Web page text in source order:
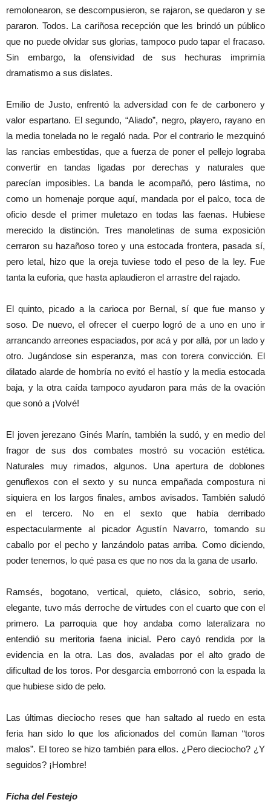
remolonearon, se descompusieron, se rajaron, se quedaron y se
pararon. Todos. La cariñosa recepción que les brindó un público
que no puede olvidar sus glorias, tampoco pudo tapar el fracaso.
Sin embargo, la ofensividad de sus hechuras imprimía
dramatismo a sus dislates.
Emilio de Justo, enfrentó la adversidad con fe de carbonero y
valor espartano. El segundo, “Aliado”, negro, playero, rayano en
la media tonelada no le regaló nada. Por el contrario le mezquinó
las rancias embestidas, que a fuerza de poner el pellejo lograba
convertir en tandas ligadas por derechas y naturales que
parecían imposibles. La banda le acompañó, pero lástima, no
como un homenaje porque aquí, mandada por el palco, toca de
oficio desde el primer muletazo en todas las faenas. Hubiese
merecido la distinción. Tres manoletinas de suma exposición
cerraron su hazañoso toreo y una estocada frontera, pasada sí,
pero letal, hizo que la oreja tuviese todo el peso de la ley. Fue
tanta la euforia, que hasta aplaudieron el arrastre del rajado.
El quinto, picado a la carioca por Bernal, sí que fue manso y
soso. De nuevo, el ofrecer el cuerpo logró de a uno en uno ir
arrancando arreones espaciados, por acá y por allá, por un lado y
otro. Jugándose sin esperanza, mas con torera convicción. El
dilatado alarde de hombría no evitó el hastío y la media estocada
baja, y la otra caída tampoco ayudaron para más de la ovación
que sonó a ¡Volvé!
El joven jerezano Ginés Marín, también la sudó, y en medio del
fragor de sus dos combates mostró su vocación estética.
Naturales muy rimados, algunos. Una apertura de doblones
genuflexos con el sexto y su nunca empañada compostura ni
siquiera en los largos finales, ambos avisados. También saludó
en el tercero. No en el sexto que había derribado
espectacularmente al picador Agustín Navarro, tomando su
caballo por el pecho y lanzándolo patas arriba. Como diciendo,
poder tenemos, lo qué pasa es que no nos da la gana de usarlo.
Ramsés, bogotano, vertical, quieto, clásico, sobrio, serio,
elegante, tuvo más derroche de virtudes con el cuarto que con el
primero. La parroquia que hoy andaba como lateralizara no
entendió su meritoria faena inicial. Pero cayó rendida por la
evidencia en la otra. Las dos, avaladas por el alto grado de
dificultad de los toros. Por desgarcia emborronó con la espada la
que hubiese sido de pelo.
Las últimas dieciocho reses que han saltado al ruedo en esta
feria han sido lo que los aficionados del común llaman “toros
malos”. El toreo se hizo también para ellos. ¿Pero dieciocho? ¿Y
seguidos? ¡Hombre!
Ficha del Festejo